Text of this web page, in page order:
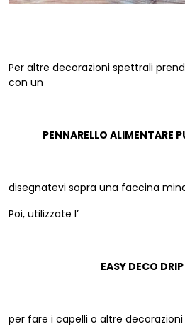
Per altre decorazioni spettrali
con un
PENNARELLO ALIMENTARE
disegnatevi sopra una faccina
Poi, utilizzate l’
EASY DECO
per fare i capelli o altre